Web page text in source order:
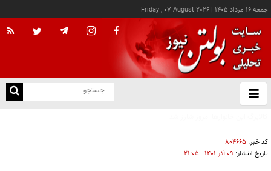
جمعه ۱۶ مرداد ۱۴۰۵ |
Friday , 07 August 2026
باز
و
کد خبر: ۸۰۴۶۶۵
تاریخ انتشار: ۰۹ آذر ۱۴۰۱ - ۲۱:۰۵